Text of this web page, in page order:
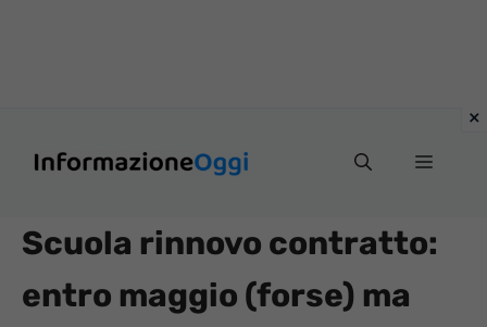
Menu
Scuola rinnovo contratto:
entro maggio (forse) ma